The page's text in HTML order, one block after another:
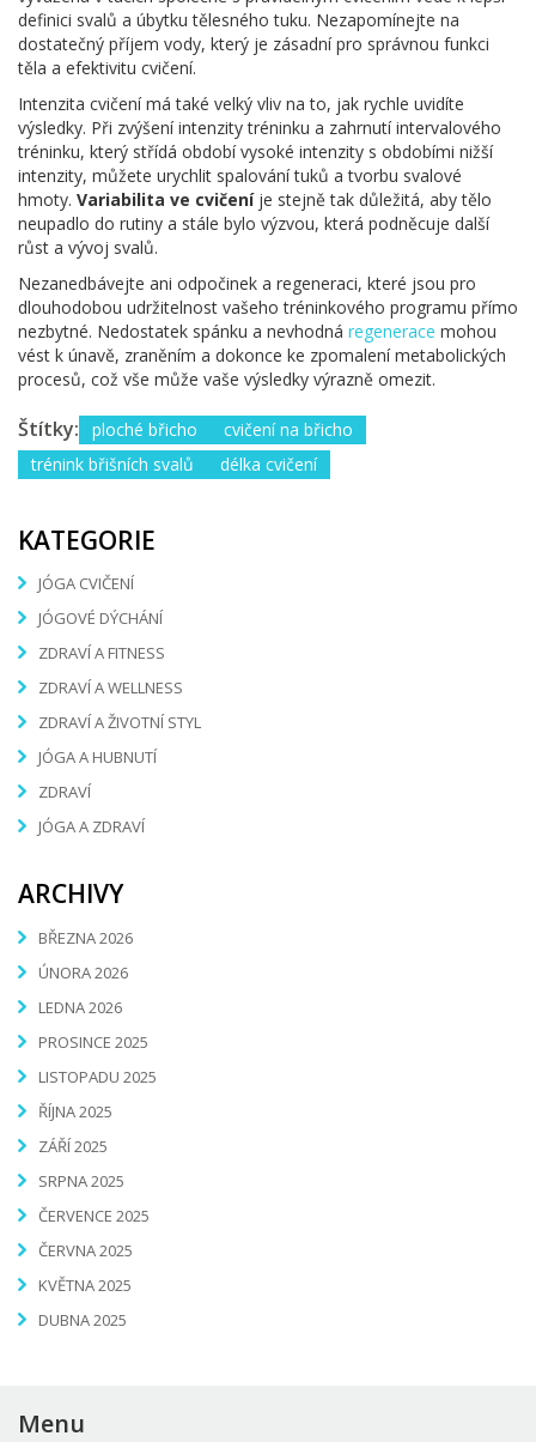
definici svalů a úbytku tělesného tuku. Nezapomínejte na
dostatečný příjem vody, který je zásadní pro správnou funkci
těla a efektivitu cvičení.
Intenzita cvičení má také velký vliv na to, jak rychle uvidíte
výsledky. Při zvýšení intenzity tréninku a zahrnutí intervalového
tréninku, který střídá období vysoké intenzity s obdobími nižší
intenzity, můžete urychlit spalování tuků a tvorbu svalové
hmoty. Variabilita ve cvičeníje stejně tak důležitá, aby tělo
neupadlo do rutiny a stále bylo výzvou, která podněcuje další
růst a vývoj svalů.
Nezanedbávejte ani odpočinek a regeneraci, které jsou pro
dlouhodobou udržitelnost vašeho tréninkového programu přímo
nezbytné. Nedostatek spánku a nevhodná regenerace mohou
vést k únavě, zraněním a dokonce ke zpomalení metabolických
procesů, což vše může vaše výsledky výrazně omezit.
Štítky: ploché břicho
cvičení na břicho
trénink břišních svalů
délka cvičení
KATEGORIE
JÓGA CVIČENÍ
JÓGOVÉ DÝCHÁNÍ
ZDRAVÍ A FITNESS
ZDRAVÍ A WELLNESS
ZDRAVÍ A ŽIVOTNÍ STYL
JÓGA A HUBNUTÍ
ZDRAVÍ
JÓGA A ZDRAVÍ
ARCHIVY
BŘEZNA 2026
ÚNORA 2026
LEDNA 2026
PROSINCE 2025
LISTOPADU 2025
ŘÍJNA 2025
ZÁŘÍ 2025
SRPNA 2025
ČERVENCE 2025
ČERVNA 2025
KVĚTNA 2025
DUBNA 2025
Menu